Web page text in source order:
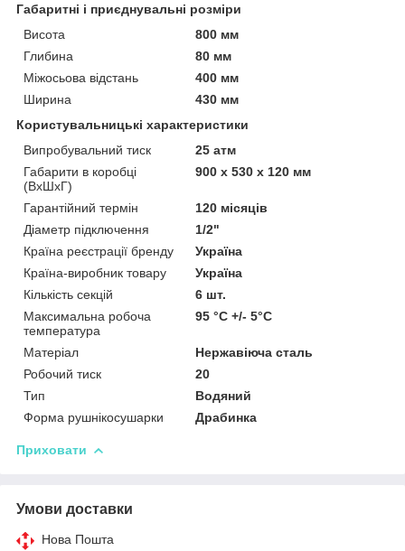
Габаритні і приєднувальні розміри
Висота
800 мм
Глибина
80 мм
Міжосьова відстань
400 мм
Ширина
430 мм
Користувальницькі характеристики
Випробувальний тиск
25 атм
Габарити в коробці
(ВхШхГ)
900 х 530 х 120 мм
Гарантійний термін
120 місяців
Діаметр підключення
1/2"
Країна реєстрації бренду
Україна
Країна-виробник товару
Україна
Кількість секцій
6 шт.
Максимальна робоча
температура
95 °C +/- 5°C
Матеріал
Нержавіюча сталь
Робочий тиск
20
Тип
Водяний
Форма рушнікосушарки
Драбинка
Приховати
Умови доставки
Нова Пошта